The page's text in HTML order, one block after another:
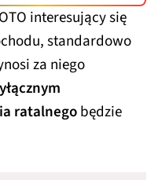
interesujący się
standardowo
za niego
ratalnegobędzie